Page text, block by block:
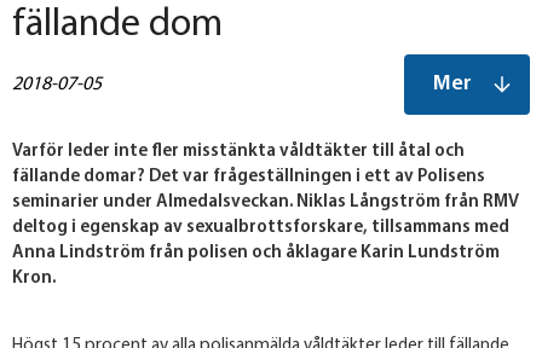
fällande dom
Mer
2018-07-05
Varför leder inte fler misstänkta våldtäkter till åtal och
fällande domar? Det var frågeställningen i ett av Polisens
seminarier under Almedalsveckan. Niklas Långström från RMV
deltog i egenskap av sexualbrottsforskare, tillsammans med
Anna Lindström från polisen och åklagare Karin Lundström
Kron.